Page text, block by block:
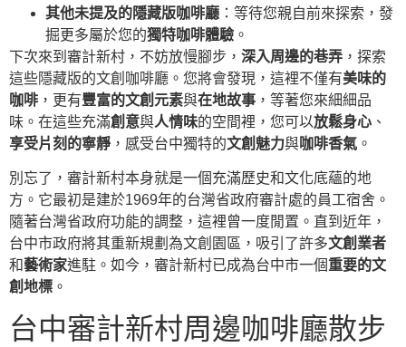
其他未提及的隱藏版咖啡廳 ：等待您親自前來探索，發
掘更多屬於您的獨特咖啡體驗 。
下次來到審計新村，不妨放慢腳步， 深入周邊的巷弄 ，探索
這些隱藏版的文創咖啡廳。您將會發現，這裡不僅有美味的
咖啡 ，更有豐富的文創元素與在地故事 ，等著您來細細品
味。在這些充滿創意與人情味的空間裡，您可以放鬆身心 、
享受片刻的寧靜 ，感受台中獨特的文創魅力與咖啡香氣 。
別忘了，審計新村本身就是一個充滿歷史和文化底蘊的地
方。它最初是建於1969年的台灣省政府審計處的員工宿舍。
隨著台灣省政府功能的調整，這裡曾一度閒置。直到近年，
台中市政府將其重新規劃為文創園區，吸引了許多文創業者
和藝術家進駐。如今，審計新村已成為台中市一個重要的文
創地標 。
台中審計新村周邊咖啡廳散步